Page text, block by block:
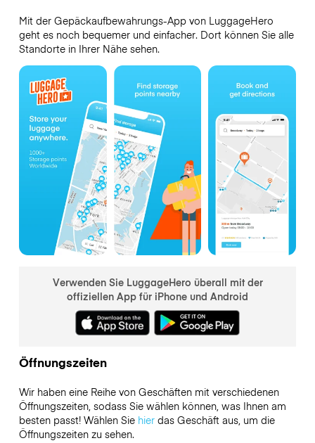
Mit der Gepäckaufbewahrungs-App von LuggageHero
geht es noch bequemer und einfacher. Dort können Sie alle
Standorte in Ihrer Nähe sehen.
Verwenden Sie LuggageHero überall mit der
offiziellen App für iPhone und Android
Öffnungszeiten
Wir haben eine Reihe von Geschäften mit verschiedenen
Öffnungszeiten, sodass Sie wählen können, was Ihnen am
besten passt! Wählen Sie hierdas Geschäft aus, um die
Öffnungszeiten zu sehen.